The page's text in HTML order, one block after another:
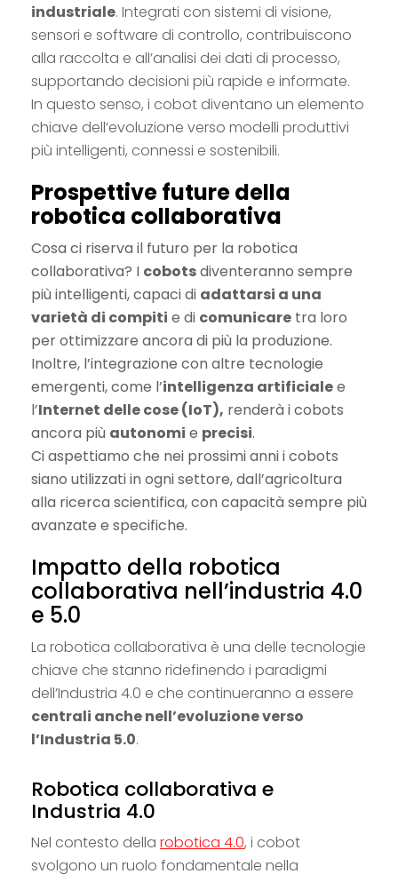
industriale. Integrati con sistemi di visione,
sensori e software di controllo, contribuiscono
alla raccolta e all’analisi dei dati di processo,
supportando decisioni più rapide e informate.
In questo senso, i cobot diventano un elemento
chiave dell’evoluzione verso modelli produttivi
più intelligenti, connessi e sostenibili.
Prospettive future della
robotica collaborativa
Cosa ci riserva il futuro per la robotica
collaborativa? I cobotsdiventeranno sempre
più intelligenti, capaci di adattarsi a una
varietà di compiti e di comunicare tra loro
per ottimizzare ancora di più la produzione.
Inoltre, l’integrazione con altre tecnologie
emergenti, come l’intelligenza artificialee
l’Internet delle cose (IoT), renderà i cobots
ancora più autonomi e precisi.
Ci aspettiamo che nei prossimi anni i cobots
siano utilizzati in ogni settore, dall’agricoltura
alla ricerca scientifica, con capacità sempre più
avanzate e specifiche.
Impatto della robotica
collaborativa nell’industria 4.0
e 5.0
La robotica collaborativa è una delle tecnologie
chiave che stanno ridefinendo i paradigmi
dell’Industria 4.0 e che continueranno a essere
centrali anche nell’evoluzione verso
l’Industria 5.0.
Robotica collaborativa e
Industria 4.0
Nel contesto della robotica 4.0, i cobot
svolgono un ruolo fondamentale nella